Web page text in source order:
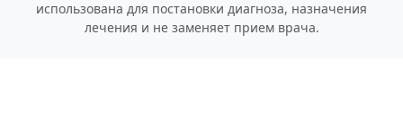
использована для постановки диагноза, назначения
лечения и не заменяет прием врача.